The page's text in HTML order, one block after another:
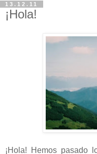
13.12.11
¡Hola!
¡Hola! Hemos pasado